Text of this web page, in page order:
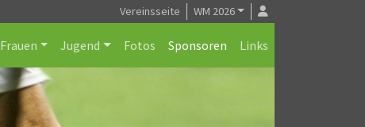
Vereinsseite WM 2026
Frauen Jugend Fotos Sponsoren Links